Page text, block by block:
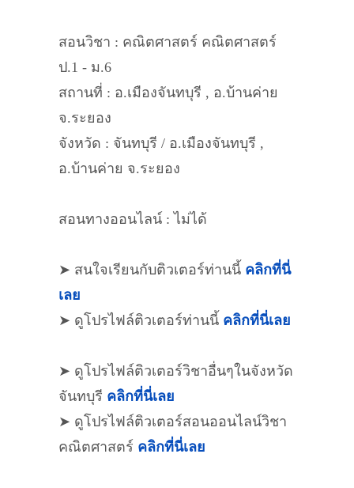
สอนวิชา : คณิตศาสตร์ คณิตศาสตร์
ป.1 - ม.6
สถานที่ : อ.เมืองจันทบุรี , อ.บ้านค่าย
จ.ระยอง
จังหวัด : จันทบุรี / อ.เมืองจันทบุรี ,
อ.บ้านค่าย จ.ระยอง
สอนทางออนไลน์ : ไม่ได้
➤ สนใจเรียนกับติวเตอร์ท่านนี้ คลิกที่นี่
เลย
➤ ดูโปรไฟล์ติวเตอร์ท่านนี้ คลิกที่นี่เลย
➤ ดูโปรไฟล์ติวเตอร์วิชาอื่นๆในจังหวัด
จันทบุรี คลิกที่นี่เลย
➤ ดูโปรไฟล์ติวเตอร์สอนออนไลน์วิชา
คณิตศาสตร์ คลิกที่นี่เลย